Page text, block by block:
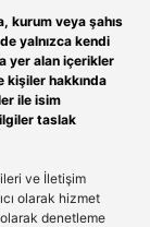
kurum veya şahıs
yalnızca kendi
yer alan içerikler
kişiler hakkında
ile isim
taslak
ve İletişim
olarak hizmet
denetleme